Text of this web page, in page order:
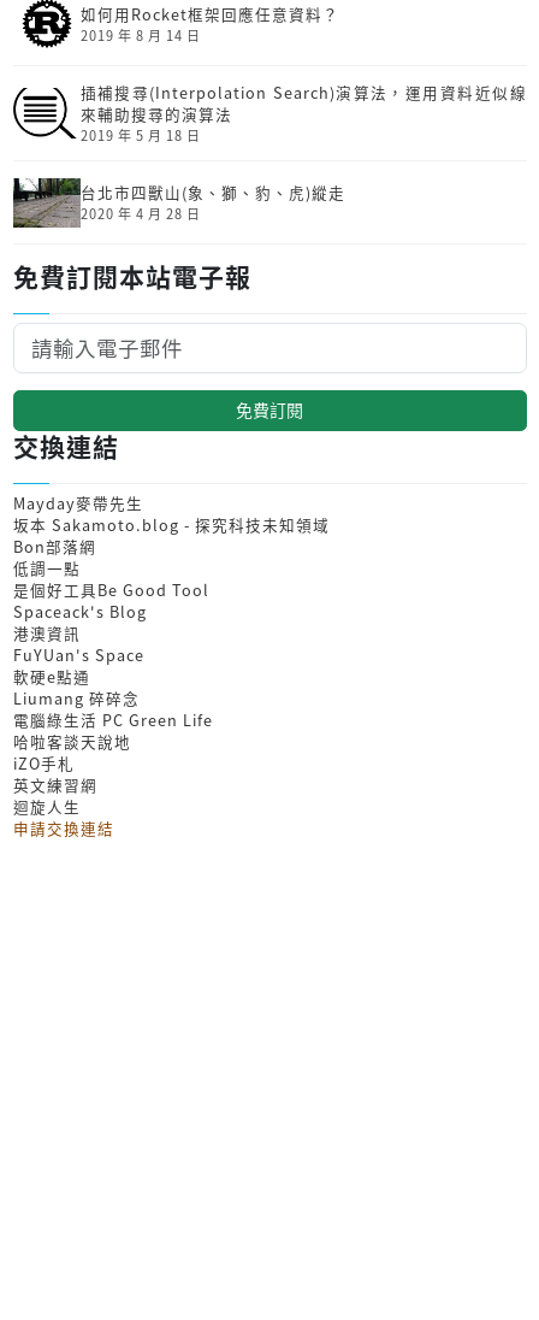
如何用Rocket框架回應任意資料？
2019 年 8 月 14 日
插補搜尋(Interpolation Search)演算法，運用資料近似線
來輔助搜尋的演算法
2019 年 5 月 18 日
台北市四獸山(象、獅、豹、虎)縱走
2020 年 4 月 28 日
免費訂閱本站電子報
免費訂閱
交換連結
Mayday麥帶先生
坂本 Sakamoto.blog - 探究科技未知領域
Bon部落網
低調一點
是個好工具Be Good Tool
Spaceack's Blog
港澳資訊
FuYUan's Space
軟硬e點通
Liumang 碎碎念
電腦綠生活 PC Green Life
哈啦客談天說地
iZO手札
英文練習網
迴旋人生
申請交換連結